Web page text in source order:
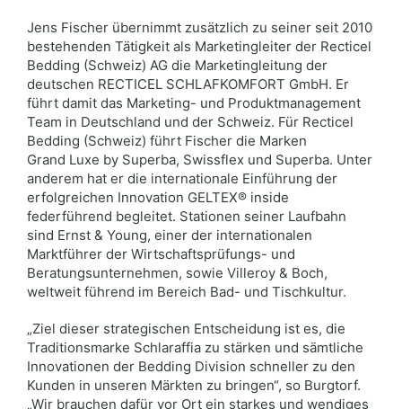
Jens Fischer übernimmt zusätzlich zu seiner seit 2010
bestehenden Tätigkeit als Marketingleiter der Recticel
Bedding (Schweiz) AG die Marketingleitung der
deutschen RECTICEL SCHLAFKOMFORT GmbH. Er
führt damit das Marketing- und Produktmanagement
Team in Deutschland und der Schweiz. Für Recticel
Bedding (Schweiz) führt Fischer die Marken
Grand Luxe by Superba, Swissflex und Superba. Unter
anderem hat er die internationale Einführung der
erfolgreichen Innovation GELTEX® inside
federführend begleitet. Stationen seiner Laufbahn
sind Ernst & Young, einer der internationalen
Marktführer der Wirtschaftsprüfungs- und
Beratungsunternehmen, sowie Villeroy & Boch,
weltweit führend im Bereich Bad- und Tischkultur.
„Ziel dieser strategischen Entscheidung ist es, die
Traditionsmarke Schlaraffia zu stärken und sämtliche
Innovationen der Bedding Division schneller zu den
Kunden in unseren Märkten zu bringen“, so Burgtorf.
„Wir brauchen dafür vor Ort ein starkes und wendiges